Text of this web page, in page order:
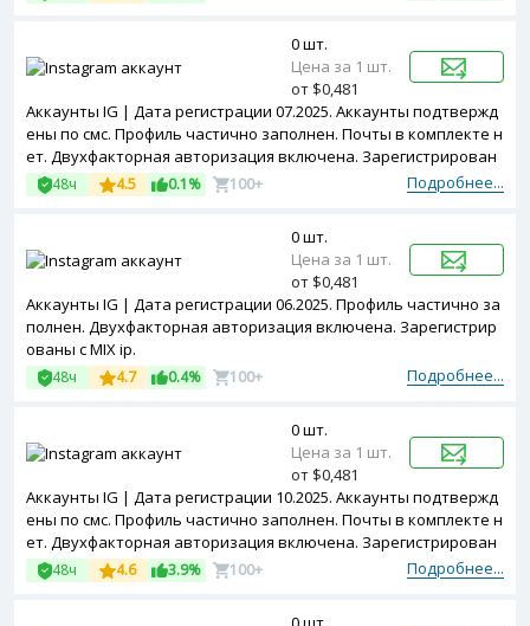
Аккаунты IG | Дата регистрации 07.2025. Аккаунты подтвержд
ены по смс. Профиль частично заполнен. Почты в комплекте н
ет. Двухфакторная авторизация включена. Зарегистрирован
ы с MIX ip.
Подробнее...
48ч 4.5 0.1% 100+
0 шт.
Цена за 1 шт.
от $0,481
Аккаунты IG | Дата регистрации 06.2025. Профиль частично за
полнен. Двухфакторная авторизация включена. Зарегистрир
ованы с MIX ip.
Подробнее...
48ч 4.7 0.4% 100+
0 шт.
Цена за 1 шт.
от $0,481
Аккаунты IG | Дата регистрации 10.2025. Аккаунты подтвержд
ены по смс. Профиль частично заполнен. Почты в комплекте н
ет. Двухфакторная авторизация включена. Зарегистрирован
ы с MIX ip.
Подробнее...
48ч 4.6 3.9% 100+
0 шт.
Цена за 1 шт.
от $0,481